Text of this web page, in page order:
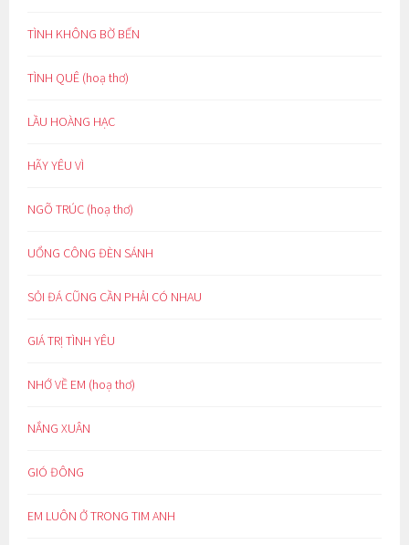
TÌNH KHÔNG BỜ BẾN
TÌNH QUÊ (hoạ thơ)
LẦU HOÀNG HẠC
HÃY YÊU VÌ
NGÕ TRÚC (hoạ thơ)
UỔNG CÔNG ĐÈN SÁNH
SỎI ĐÁ CŨNG CẦN PHẢI CÓ NHAU
GIÁ TRỊ TÌNH YÊU
NHỚ VỀ EM (hoạ thơ)
NẮNG XUÂN
GIÓ ĐÔNG
EM LUÔN Ở TRONG TIM ANH